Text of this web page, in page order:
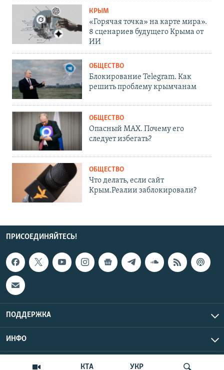
КТА УКР
КРЫМ
«Горячая точка» на карте мира».
8 сценариев будущего Крыма от
ИИ
ОБЩЕСТВО
Блокирование Telegram. Как
решить проблему крымчанам
ОБЩЕСТВО
Опасный MAX. Почему его
следует избегать?
ОБЩЕСТВО
Что делать, если сайт
Крым.Реалии заблокировали?
ПРИСОЕДИНЯЙТЕСЬ!
ПОДДЕРЖКА
ИНФО
Copyright Крым.Реалии, 2026 | Все права защищены.
UTC+3